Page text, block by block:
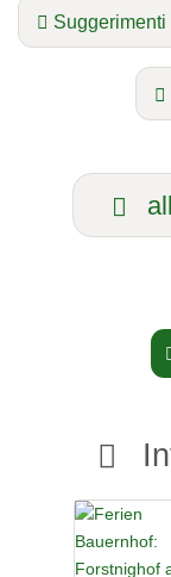
Suggerimenti